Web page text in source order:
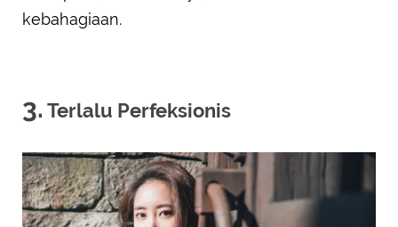
kebahagiaan.
3. Terlalu Perfeksionis